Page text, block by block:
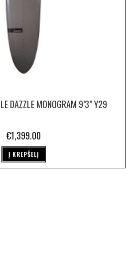
DAZZLE MONOGRAM 9’3” Y29
€1,399.00
Į KREPŠELĮ